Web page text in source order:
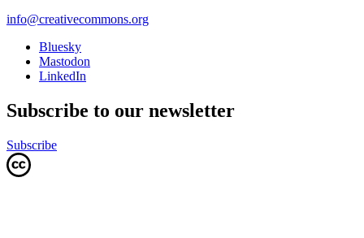
info@creativecommons.org
Bluesky
Mastodon
LinkedIn
Subscribe to our newsletter
Subscribe